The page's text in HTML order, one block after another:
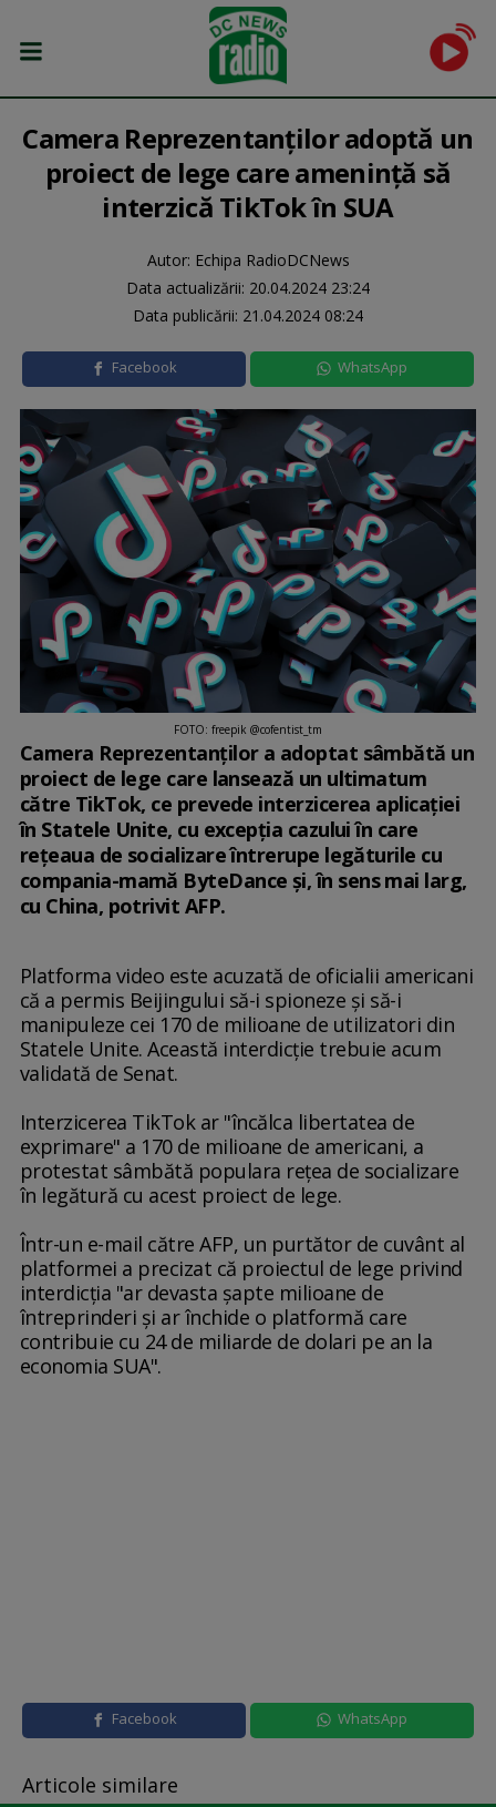
Camera Reprezentanţilor adoptă un
proiect de lege care ameninţă să
interzică TikTok în SUA
Autor: Echipa RadioDCNews
Data actualizării: 20.04.2024 23:24
Data publicării: 21.04.2024 08:24
Facebook WhatsApp
FOTO: freepik @cofentist_tm
Camera Reprezentanţilor a adoptat sâmbătă un
proiect de lege care lansează un ultimatum
către TikTok, ce prevede interzicerea aplicaţiei
în Statele Unite, cu excepţia cazului în care
reţeaua de socializare întrerupe legăturile cu
compania-mamă ByteDance şi, în sens mai larg,
cu China, potrivit AFP.
Platforma video este acuzată de oficialii americani
că a permis Beijingului să-i spioneze şi să-i
manipuleze cei 170 de milioane de utilizatori din
Statele Unite. Această interdicţie trebuie acum
validată de Senat.
Interzicerea TikTok ar "încălca libertatea de
exprimare" a 170 de milioane de americani, a
protestat sâmbătă populara reţea de socializare
în legătură cu acest proiect de lege.
Într-un e-mail către AFP, un purtător de cuvânt al
platformei a precizat că proiectul de lege privind
interdicţia "ar devasta şapte milioane de
întreprinderi şi ar închide o platformă care
contribuie cu 24 de miliarde de dolari pe an la
economia SUA".
Facebook WhatsApp
Articole similare